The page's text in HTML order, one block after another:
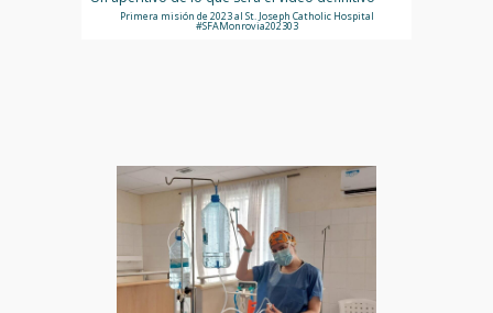
Primera misión de 2023 al St. Joseph Catholic Hospital
#SFAMonrovia202303